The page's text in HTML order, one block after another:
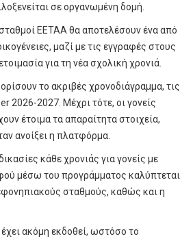
σε οργανωμένη δομή.
ΕΕΤΑΑ θα αποτελέσουν ένα από
μαζί με τις εγγραφές στους
για τη νέα σχολική χρονιά.
το ακριβές χρονοδιάγραμμα, τις
2026-2027. Μέχρι τότε, οι γονείς
έτοιμα τα απαραίτητα στοιχεία,
ανοίξει η πλατφόρμα.
κάθε χρονιάς για γονείς με
μέσω του προγράμματος καλύπτεται
σταθμούς, καθώς και η
ακόμη εκδοθεί, ωστόσο το